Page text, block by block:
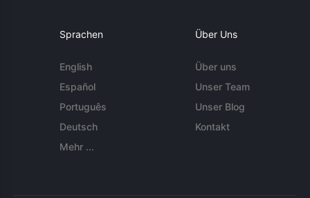
Sprachen
English
Español
Português
Deutsch
Mehr ...
Über Uns
Über uns
Unser Team
Unser Blog
Kontakt